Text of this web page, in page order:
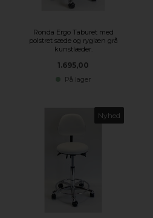
Ronda Ergo Taburet med
polstret sæde og ryglæn grå
kunstlæder.
1.695,00
På lager
Nyhed